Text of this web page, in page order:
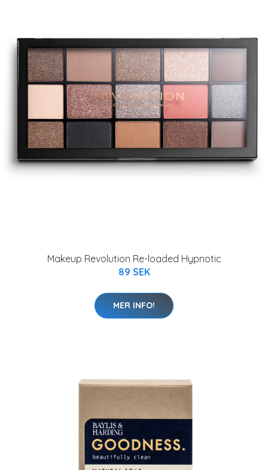
Makeup Revolution Re-loaded Hypnotic
89 SEK
MER INFO!